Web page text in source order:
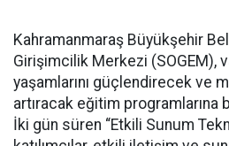
Kahramanmaraş Büyükşehir
Girişimcilik Merkezi (SOGEM),
yaşamlarını güçlendirecek ve
artıracak eğitim programlarına
İki gün süren “Etkili Sunum